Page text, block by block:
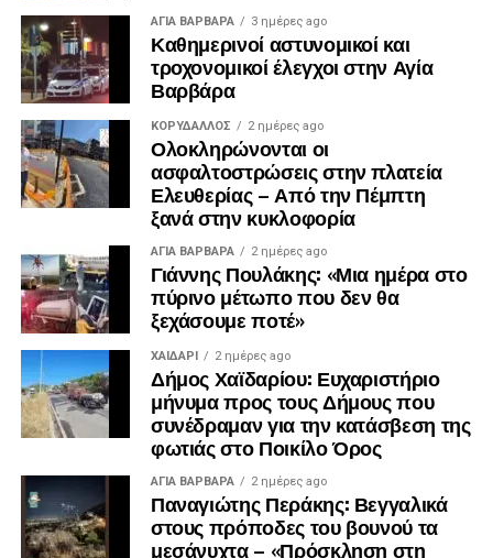
ΑΓΙΑ ΒΑΡΒΑΡΑ 3 ημέρες ago
Καθημερινοί αστυνομικοί και
τροχονομικοί έλεγχοι στην Αγία
Βαρβάρα
ΚΟΡΥΔΑΛΛΟΣ 2 ημέρες ago
Ολοκληρώνονται οι
ασφαλτοστρώσεις στην πλατεία
Ελευθερίας – Από την Πέμπτη
ξανά στην κυκλοφορία
ΑΓΙΑ ΒΑΡΒΑΡΑ 2 ημέρες ago
Γιάννης Πουλάκης: «Μια ημέρα στο
πύρινο μέτωπο που δεν θα
ξεχάσουμε ποτέ»
ΧΑΪΔΑΡΙ 2 ημέρες ago
Δήμος Χαϊδαρίου: Ευχαριστήριο
μήνυμα προς τους Δήμους που
συνέδραμαν για την κατάσβεση της
φωτιάς στο Ποικίλο Όρος
ΑΓΙΑ ΒΑΡΒΑΡΑ 2 ημέρες ago
Παναγιώτης Περάκης: Βεγγαλικά
στους πρόποδες του βουνού τα
μεσάνυχτα – «Πρόσκληση στη